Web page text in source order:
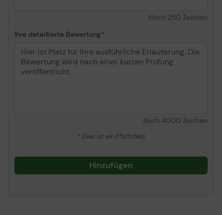
Noch 250 Zeichen
Ihre detaillierte Bewertung
Noch 4000 Zeichen
* Dies ist ein Pflichtfeld
Hinzufügen